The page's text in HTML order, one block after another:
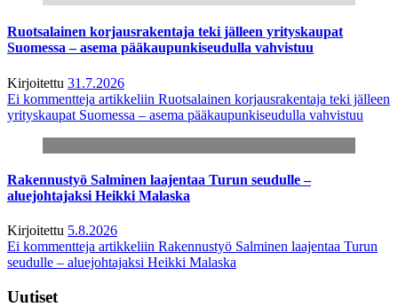
Ruotsalainen korjausrakentaja teki jälleen yrityskaupat
Suomessa – asema pääkaupunkiseudulla vahvistuu
Kirjoitettu 31.7.2026
Ei kommentteja artikkeliin Ruotsalainen korjausrakentaja teki jälleen
yrityskaupat Suomessa – asema pääkaupunkiseudulla vahvistuu
Rakennustyö Salminen laajentaa Turun seudulle –
aluejohtajaksi Heikki Malaska
Kirjoitettu 5.8.2026
Ei kommentteja artikkeliin Rakennustyö Salminen laajentaa Turun
seudulle – aluejohtajaksi Heikki Malaska
Uutiset